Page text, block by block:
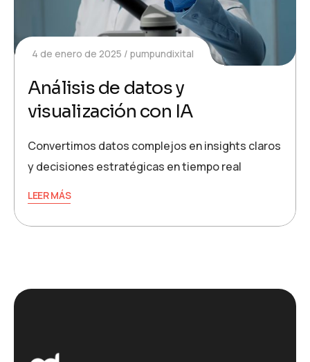
4 de enero de 2025 pumpundixital
Análisis de datos y
visualización con IA
Convertimos datos complejos en insights claros
y decisiones estratégicas en tiempo real
LEER MÁS